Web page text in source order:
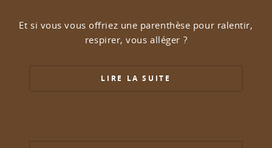
Et si vous vous offriez une parenthèse pour ralentir,
respirer, vous alléger ?
LIRE LA SUITE